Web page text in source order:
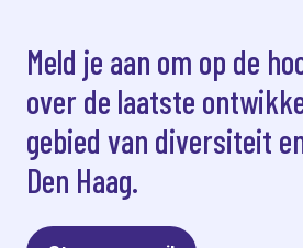
Meld je aan om op de
over de laatste
gebied van diversiteit
Den Haag.